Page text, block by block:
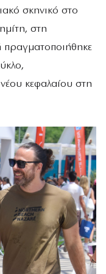
σκηνικό στο
στη
κεφαλαίου στη